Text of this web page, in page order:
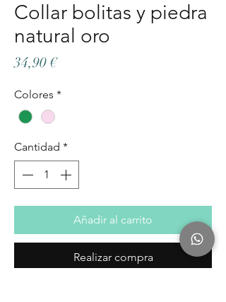
Collar bolitas y piedra
natural oro
34,90 €Precio
Colores *
Cantidad *
Añadir al carrito
Realizar compra